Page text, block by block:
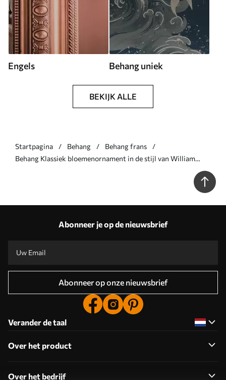
Engels Behang uniek
BEKIJK ALLE
Startpagina Behang
Behang frans
Behang Klassiek bloemenornament in de stijl van William
Abonneer je op de nieuwsbrief
Abonneer op onze nieuwsbrief
Verander de taal
Over het product
Over het bedrijf